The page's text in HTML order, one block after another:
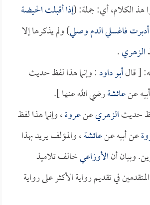
هذ الكلام، أي: جملة: (إذا أقبلت الحيضة
فاغسلي الدم وصلي) ولم يذكرها إلا
الزهري.
[ قالأبو داود: وإنما هذا لفظ حديث
عنعائشةرضي الله عنها ].
حديثالزهريعنعروة، وإنما هذا لفظ
عن أبيه عنعائشة، والمؤلف يريد بهذا
وبيان أنالأوزاعيخالف تلاميذ
في تقديم رواية الأكثر على رواية